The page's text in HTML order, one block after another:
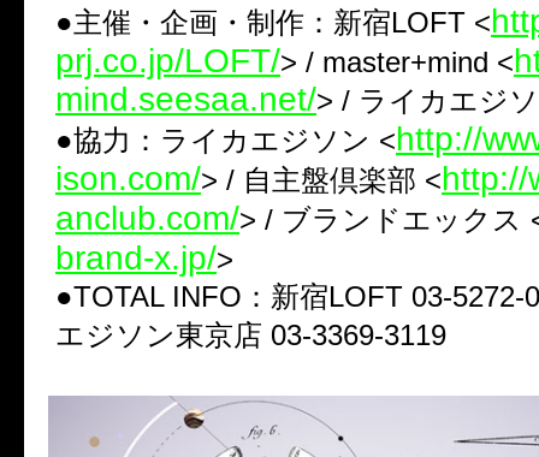
●主催・企画・制作：新宿LOFT <
prj.co.jp/LOFT/> / master+mind <
mind.seesaa.net/> / ライカエジ
●協力：ライカエジソン <http://
ison.com/> / 自主盤倶楽部 <http://
anclub.com/> / ブランドエックス
brand-x.jp/>
●TOTAL INFO：新宿LOFT 03-5272-
エジソン東京店 03-3369-3119